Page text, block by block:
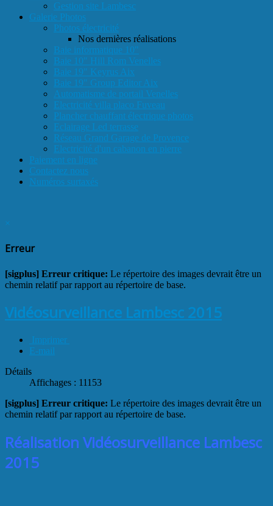
Gestion site Lambesc
Galerie Photos
Photos électricité
Nos dernières réalisations
Baie informatique 10"
Baie 10" Hill Rom Venelles
Baie 19" Keyrus Aix
Baie 19" Group Editor Aix
Automatisme de portail Venelles
Electricité villa placo Fuveau
Plancher chauffant électrique photos
Eclairage Led terrasse
Réseau Grand Garage de Provence
Electricité d'un cabanon en pierre
Paiement en ligne
Contactez nous
Numéros surtaxés
×
Erreur
[sigplus] Erreur critique: Le répertoire des images devrait être un
chemin relatif par rapport au répertoire de base.
Vidéosurveillance Lambesc 2015
Imprimer
E-mail
Détails
Affichages : 11153
[sigplus] Erreur critique: Le répertoire des images devrait être un
chemin relatif par rapport au répertoire de base.
Réalisation Vidéosurveillance Lambesc
2015